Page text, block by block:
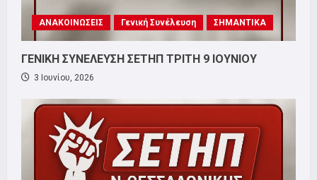
ΑΝΑΚΟΙΝΩΣΕΙΣ Γενική Συνέλευση ΣΗΜΑΝΤΙΚΑ
ΓΕΝΙΚΗ ΣΥΝΕΛΕΥΣΗ ΣΕΤΗΠ ΤΡΙΤΗ 9 ΙΟΥΝΙΟΥ
3 Ιουνίου, 2026